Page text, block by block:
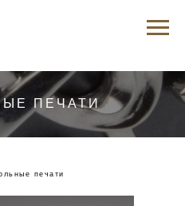
ПЕЧАТИ
печати